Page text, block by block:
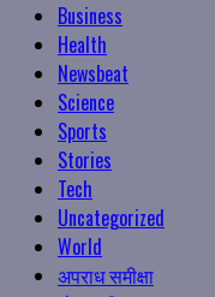
Business
Health
Newsbeat
Science
Sports
Stories
Tech
Uncategorized
World
अपराध समीक्षा